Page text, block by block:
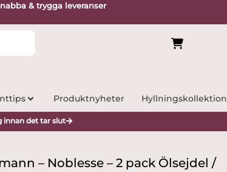
& trygga leveranser
Produktnyheter Hyllningskollektion
innan det tar slut
– Noblesse – 2 pack Ölsejdel /